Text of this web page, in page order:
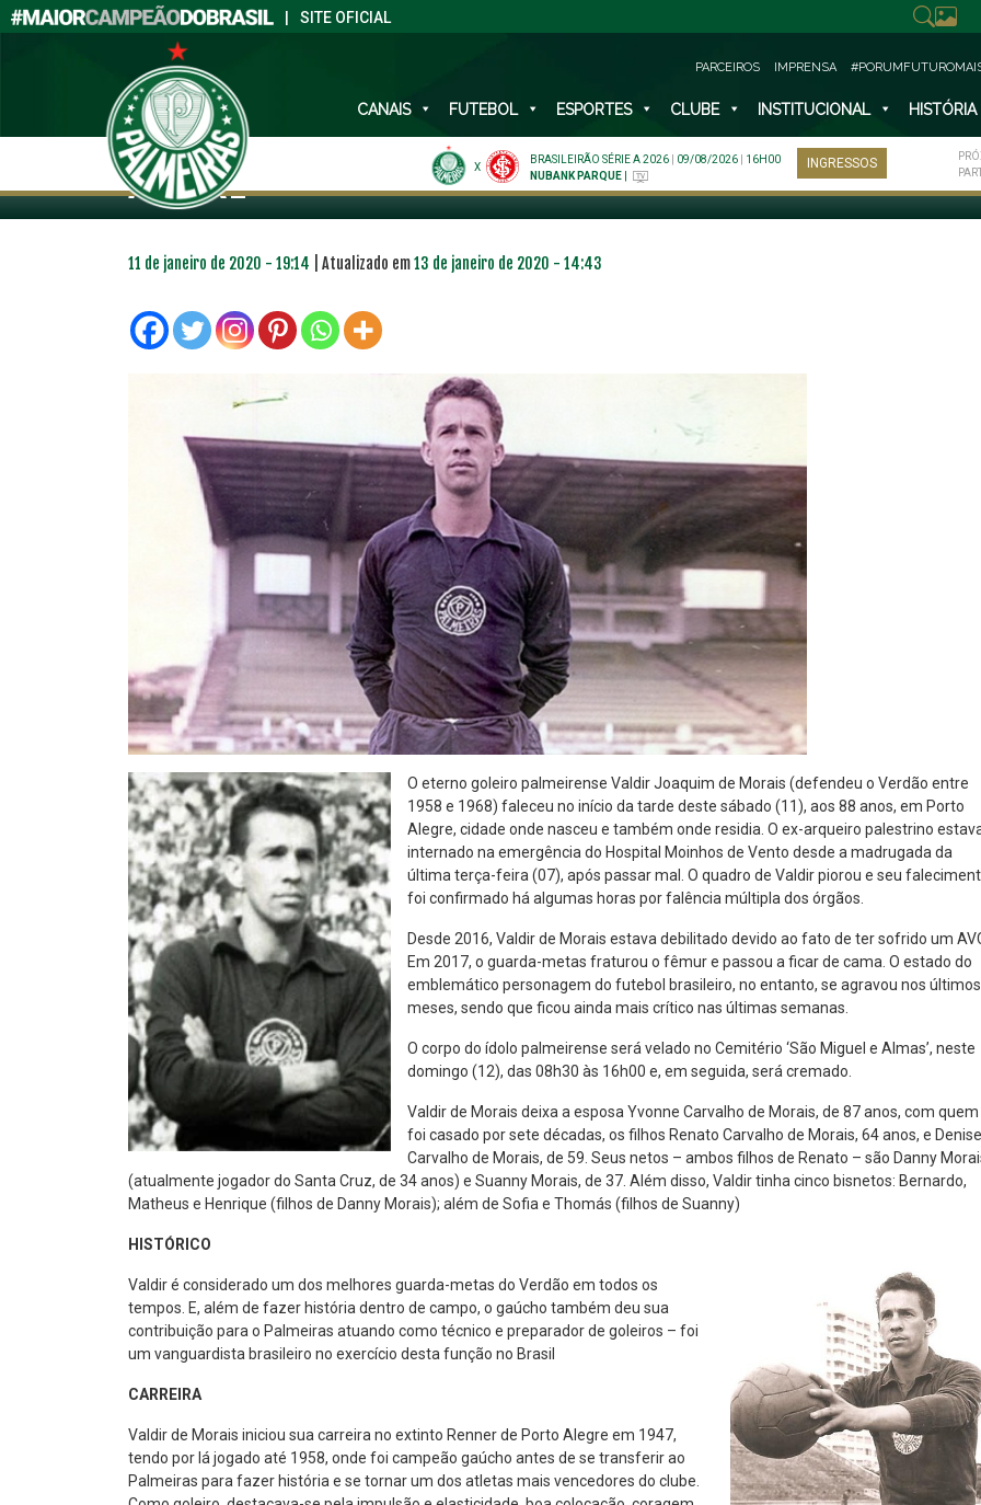
SITE OFICIAL
PARCEIROS IMPRENSA
CANAIS FUTEBOL ESPORTES CLUBE INSTITUCIONAL HISTÓRIA
X
BRASILEIRÃO SÉRIE A 2026 09/08/2026
16H00
NUBANK PARQUE
INGRESSOS
AOS 88 ANOS, EX-GOLEIRO VALDIR JOAQUIM DE
ALEGRE
11 de janeiro de 2020 - 19:14 | Atualizado em13 de janeiro de 2020 - 14:43
O eterno goleiro palmeirense Valdir Joaquim de Morais (defendeu o Verdão entre
1958 e 1968) faleceu no início da tarde deste sábado (11), aos 88 anos, em Porto
Alegre, cidade onde nasceu e também onde residia. O ex-arqueiro palestrino
internado na emergência do Hospital Moinhos de Vento desde a madrugada da
última terça-feira (07), após passar mal. O quadro de Valdir piorou e seu
foi confirmado há algumas horas por falência múltipla dos órgãos.
Desde 2016, Valdir de Morais estava debilitado devido ao fato de ter sofrido um
Em 2017, o guarda-metas fraturou o fêmur e passou a ficar de cama. O estado do
emblemático personagem do futebol brasileiro, no entanto, se agravou nos últimos
meses, sendo que ficou ainda mais crítico nas últimas semanas.
O corpo do ídolo palmeirense será velado no Cemitério ‘São Miguel e Almas’, neste
domingo (12), das 08h30 às 16h00 e, em seguida, será cremado.
Valdir de Morais deixa a esposa Yvonne Carvalho de Morais, de 87 anos, com quem
foi casado por sete décadas, os filhos Renato Carvalho de Morais, 64 anos, e Denise
Carvalho de Morais, de 59. Seus netos – ambos filhos de Renato – são Danny
(atualmente jogador do Santa Cruz, de 34 anos) e Suanny Morais, de 37. Além disso, Valdir tinha cinco bisnetos: Bernardo,
Matheus e Henrique (filhos de Danny Morais); além de Sofia e Thomás (filhos de Suanny)
HISTÓRICO
Valdir é considerado um dos melhores guarda-metas do Verdão em todos os
tempos. E, além de fazer história dentro de campo, o gaúcho também deu sua
contribuição para o Palmeiras atuando como técnico e preparador de goleiros – foi
um vanguardista brasileiro no exercício desta função no Brasil
CARREIRA
Valdir de Morais iniciou sua carreira no extinto Renner de Porto Alegre em 1947,
tendo por lá jogado até 1958, onde foi campeão gaúcho antes de se transferir ao
Palmeiras para fazer história e se tornar um dos atletas mais vencedores do clube.
PLANO PRATA
46,04
PLANO ESPECIAL
R$23
PLANO PRATA SUPERIOR